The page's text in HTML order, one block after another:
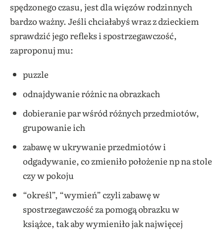
spędzonego czasu, jest dla więzów rodzinnych
bardzo ważny. Jeśli chciałabyś wraz z dzieckiem
sprawdzić jego refleks i spostrzegawczość,
zaproponuj mu:
puzzle
odnajdywanie różnic na obrazkach
dobieranie par wśród różnych przedmiotów,
grupowanie ich
zabawę w ukrywanie przedmiotów i
odgadywanie, co zmieniło położenie np na stole
czy w pokoju
“określ”, “wymień” czyli zabawę w
spostrzegawczość za pomogą obrazku w
książce, tak aby wymieniło jak najwięcej